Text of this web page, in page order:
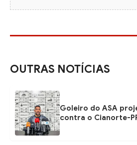
OUTRAS NOTÍCIAS
Goleiro do ASA
contra o Cianorte-